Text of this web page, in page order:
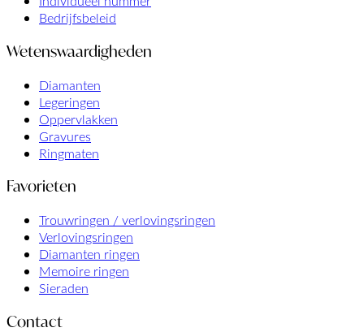
Bedrijfsbeleid
Wetenswaardigheden
Diamanten
Legeringen
Oppervlakken
Gravures
Ringmaten
Favorieten
Trouwringen / verlovingsringen
Verlovingsringen
Diamanten ringen
Memoire ringen
Sieraden
Contact